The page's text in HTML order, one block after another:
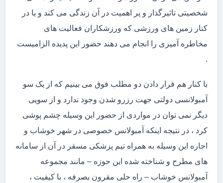
شخصیتی تاثیرگذار و پر اهمیت در آن زندگی می کند و یا در
کنار زمین های ورزشی که ورزشکاران فعالیت های
مخاطره آمیزی را انجام می دهند حضور این پدیده الزامیست
.
با کنار هم قرار دادن دو مطلب فوق می بینیم که از یک سو
آمبولانسی دولتی جهت رزرو شدن وجود ندارد و از سویی
دیگر نمی توان در مواردی از حضور این وسیله چشم پوشی
کرد ، در نتیجه اینکه آمبولانس خصوصی در شهر خوشاب و
اجاره این وسیله به همراه تیم پزشکی مسقر در آن از سامانه
های مطرح و شناخته شده این حوزه – مانند مجموعه
آمبولانس خوشاب – راه حلی مقرون بصرفه ، با کیفیت ،